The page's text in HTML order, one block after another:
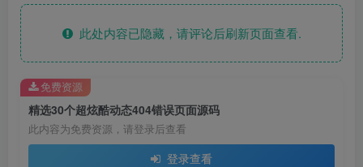
此处内容已隐藏，请评论后刷新页面查看.
精选30个超炫酷动态404错误页面源码
此内容为免费资源，请登录后查看
登录查看
免费资源